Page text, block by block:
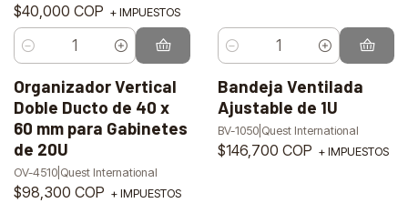
$40,000 COP + IMPUESTOS
Cantidad Cantidad
Agotado
Organizador Vertical
Doble Ducto de 40 x
60 mm para Gabinetes
de 20U
OV-4510| Quest International
$98,300 COP + IMPUESTOS
Agotado
Bandeja Ventilada
Ajustable de 1U
BV-1050| Quest International
$146,700 COP + IMPUESTOS